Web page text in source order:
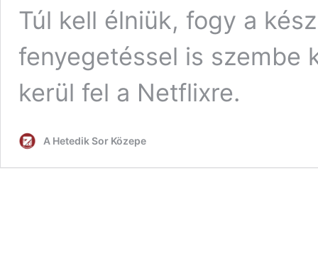
Túl kell élniük, fogy a
fenyegetéssel is szembe
kerül fel a Netflixre.
A Hetedik Sor Közepe